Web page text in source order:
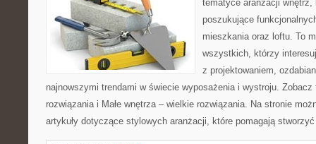
tematyce aranżacji
poszukujące
mieszkania oraz loftu. To
wszystkich, którzy
z projektowaniem,
najnowszymi trendami w świecie wyposażenia i wystroju. Zobacz
rozwiązania i Małe wnętrza – wielkie rozwiązania. Na stronie
artykuły dotyczące stylowych aranżacji, które pomagają